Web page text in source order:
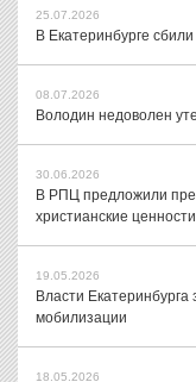
25.07.2026
В Екатеринбурге
08.07.2026
Володин недоволен
30.06.2026
В РПЦ предложили
христианские ценности
19.05.2026
Власти Екатеринбурга
мобилизации
18.05.2026